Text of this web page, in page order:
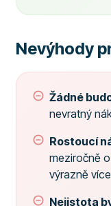
Nevýhody
Žádné
nevratný
Rostoucí
meziročně
výrazně více
Nejistota